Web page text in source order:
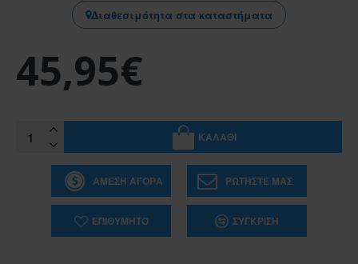
Διαθεσιμότητα στα καταστήματα
45,95€
ΚΑΛΆΘΙ
ΆΜΕΣΗ ΑΓΟΡΆ ΡΩΤΉΣΤΕ ΜΑΣ
ΕΠΙΘΥΜΗΤΌ ΣΎΓΚΡΙΣΗ